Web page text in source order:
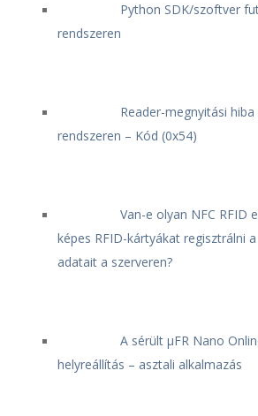
Python SDK/szoftver
rendszeren
Reader-megnyitási hiba
rendszeren – Kód (0x54)
Van-e olyan NFC RFID
képes RFID-kártyákat regisztrálni
adatait a szerveren?
A sérült μFR Nano
helyreállítás – asztali alkalmazás